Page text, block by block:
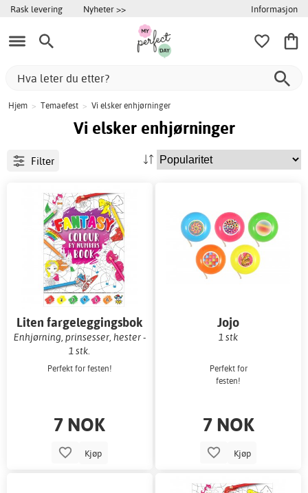
Rask levering Nyheter >> Informasjon
Hjem > Temaefest > Vi elsker enhjørninger
Vi elsker enhjørninger
Filter
Liten fargeleggingsbok
Enhjørning, prinsesser, hester -
1 stk.
Perfekt for festen!
7 NOK
Kjøp
Jojo
1 stk
Perfekt for
festen!
7 NOK
Kjøp